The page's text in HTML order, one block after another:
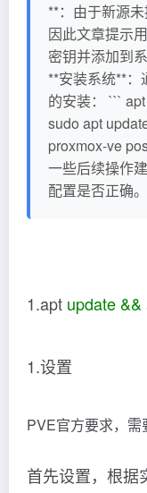
**：由于新源
因此文章提示
密钥并添加到
**安装系统**
的安装： ```
sudo apt
proxmox-ve
一些后续操作
配置是否正确。
1.apt update
1.设置
PVE官方要求，需
首先设置，根据